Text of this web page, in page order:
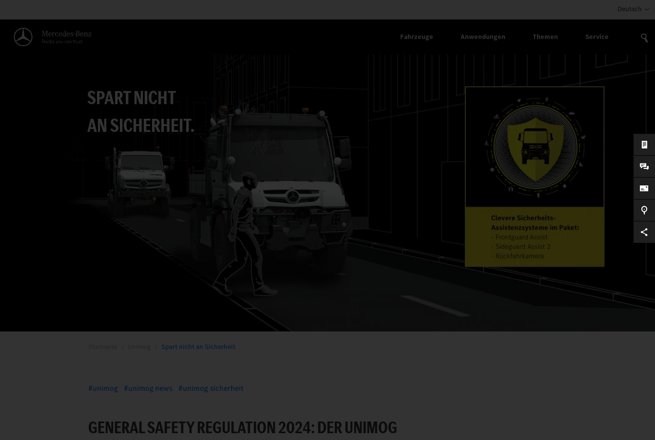
Deutsch
Fahrzeuge Anwendungen Themen Service
SPART NICHT
AN SICHERHEIT.
Spart nicht an Sicherheit
unimog unimog news unimog sicherheit
GENERAL SAFETY REGULATION 2024: DER UNIMOG